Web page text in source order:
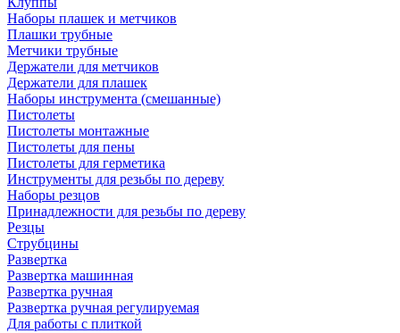
Наборы плашек и метчиков
Плашки трубные
Метчики трубные
Держатели для метчиков
Держатели для плашек
Наборы инструмента (смешанные)
Пистолеты
Пистолеты монтажные
Пистолеты для пены
Пистолеты для герметика
Инструменты для резьбы по дереву
Наборы резцов
Принадлежности для резьбы по дереву
Резцы
Струбцины
Развертка
Развертка машинная
Развертка ручная
Развертка ручная регулируемая
Для работы с плиткой